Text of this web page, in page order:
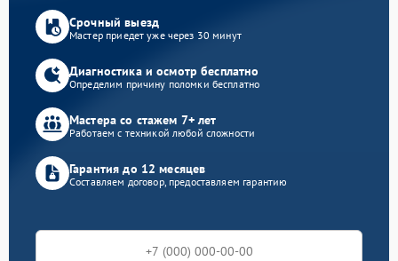
Срочный выезд
Мастер приедет уже через 30 минут
Диагностика и осмотр бесплатно
Определим причину поломки бесплатно
Мастера со стажем 7+ лет
Работаем с техникой любой сложности
Гарантия до 12 месяцев
Составляем договор, предоставляем гарантию